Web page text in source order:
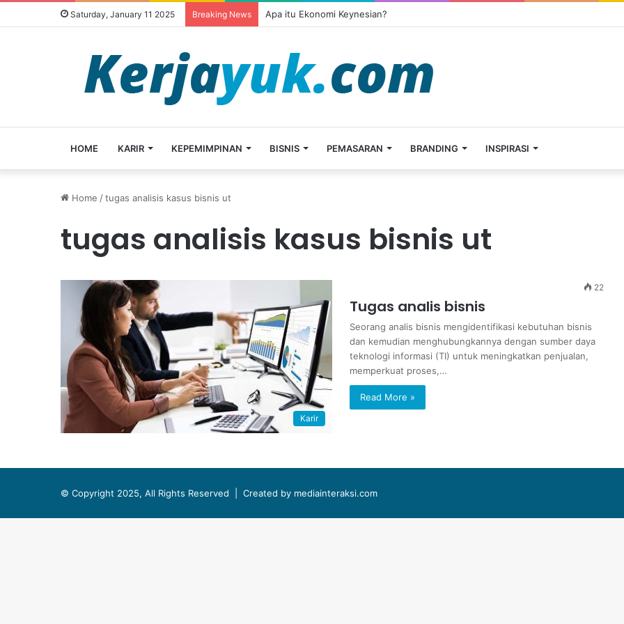
Saturday, January 11 2025 Breaking News Apa itu Ekonomi Keynesian?
HOME KARIR KEPEMIMPINAN BISNIS PEMASARAN BRANDING INSPIRASI
Home /tugas analisis kasus bisnis ut
tugas analisis kasus bisnis ut
Karir
22
Tugas analis bisnis
Seorang analis bisnis mengidentifikasi kebutuhan bisnis
dan kemudian menghubungkannya dengan sumber daya
teknologi informasi (TI) untuk meningkatkan penjualan,
memperkuat proses,…
Read More »
© Copyright 2025, All Rights Reserved | Created by mediainteraksi.com